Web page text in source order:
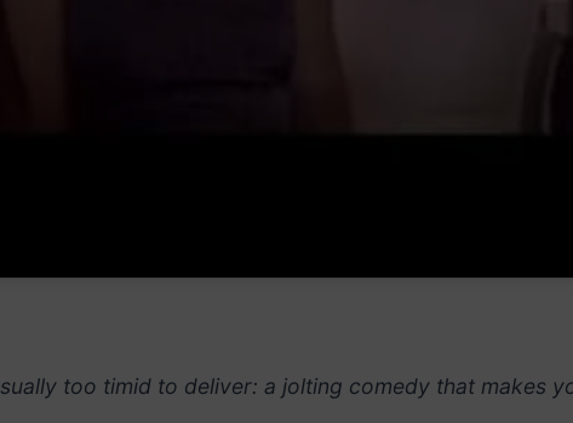
too timid to deliver: a jolting comedy that makes